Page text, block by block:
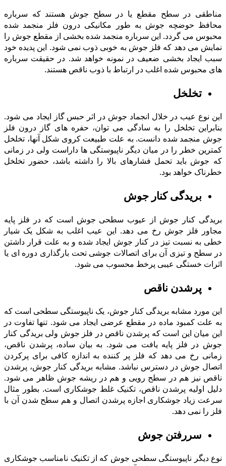
مناطقی در سطح مقطع یا در سطح جوش هستند که سرباره
محافظ حوضچه جوش به طور مکانیکی درون فلز منجمد شده
محبوس می گردد. این سرباره منجمد شده بخشی از مقطع جوش را
نمایش می دهد که فلز جوش به خوبی ذوب نمی شود. این پدیده خود
سبب ایجاد بخشى ضعیف در نمونه خواهد شد. در حقیقت سرباره
های محبوس شده اغلب در ارتباط با ذوب ناقص هستند.
تخلخل
این نوع عیب در خلال انجماد جوش در اثر حبس گاز ایجاد می شود.
بنابراین تخلخل را به سادگى می توان، حفره های گاز درون فلز
جوش منجمد شده دانست. به علت طبیعت کروى شکل آنها، تخلخل
کمترین خطر را در میان دیگر ناپیوستگی ها داراست ولی در زمانی
که جوش باید تحمل فشارهای بالا را داشته باشد، حضور تخلخل
خطرناک خواهد بود.
بریدگی کنار جوش
بریدگی کنار جوش از عیوب سطحی جوش است که در فلز پایه
مجاور فلز جوش رخ می دهد. این عیب اغلب به شکل یک شیار
خطی به نسبت تیز در کنار جوش ایجاد شده و به علت قرار داشتن
در سطح و تیزی آن برای اتصالات جوشی تحت بارگذاری دوره ای یا
اثرات خستگی عیبی پرخط محسوب می شود.
پرشدن ناقص
این مورد مشابه بریدگی کنار جوش، یک ناپیوستگی سطحی است که
به علت کمبود ماده در مقطع عرضی ایجاد می شود. تنها تفاوت در
این میان این است که پرشدن ناقص در فلز جوش ولی بریدگی کنار
جوش در فلز پایه یافت می شود. به بیان ساده، پرشدن ناقص،
زمانی رخ می دهد که فلز پر کننده به اندازه کافی براى پرکردن
اتصال جوش در دسترس نباشد. مشابه بریدگی کنار جوش، پرشدن
ناقص نیز هم در سطح رویى و هم در ریشه جوش ظاهر می شود.
دلیل اولیه پرشدن ناقص، تکنیک غلط جوشکاری است. بطور مثال
سرعت زیاد جوشکاری اجازه پرشدن اتصال و هم سطح شدن آن با
فلز را نمی دهد.
سررفتن جوش
نوع دیگر ناپیوستگی سطحی جوش که از تکنیک نامناسب جوشکاری